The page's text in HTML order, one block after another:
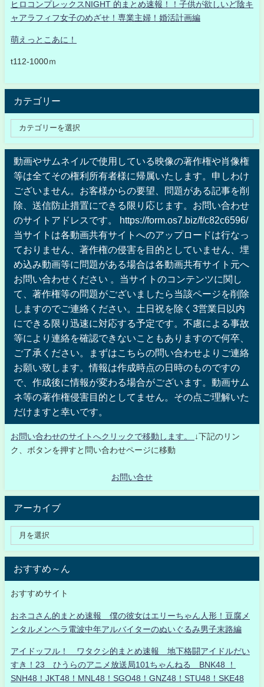
ヒロコンプレックスNIGHT 的まとめ速報！！子供が欲しいど陰キ
ャアラフィフ女子のめざせ！専業主婦！婚活計画編
萌えっとこあに！
t112-1000ｍ
カテゴリー
動画やサムネイルで使用している映像の著作権や肖像権
等は全てその権利所有者様に帰属いたします。申しわけ
ございません。お客様からの要望、問題がある記事を削
除、送信防止措置にできる限り応じます。お問い合わせ
のサイトアドレスです。 https://form.os7.biz/f/c82c6596/
当サイトは各動画共有サイトへのアップロードは行なっ
ておりません、著作権の侵害を目的としていません、埋
め込み動画等に問題がある場合は各動画共有サイト元へ
お問い合わせください 。当サイトのコンテンツに関し
て、著作権等の問題がございましたら当該ページを削除
しますのでご連絡ください。土日祝を除く3営業日以内
にできる限り迅速に対応する予定です。不慮による事故
等により連絡を確認できないこともありますので何卒、
ご了承ください。まずはこちらの問い合わせよりご連絡
お願い致します。情報は作成時点の日時のものですの
で、作成後に情報が変わる場合がございます。動画サム
ネ等の著作権侵害目的としてません。その点ご理解いた
だけますと幸いです。
お問い合わせのサイトへクリックで移動します。
↓下記のリン
ク、ボタンを押すと問い合わせページに移動
お問い合せ
アーカイブ
おすすめ～ん
おすすめサイト
おネコさん的まとめ速報 僕の彼女はエリーちゃん人形！豆腐メ
ンタルメンヘラ電波中年アルバイターのぬいぐるみ男子末路編
アイドッフル！ ワタクシ的まとめ速報 地下格闘アイドルだい
すき！23 ひうらのアニメ放送局101ちゃんねる BNK48 ！
SNH48！JKT48！MNL48！SGO48！GNZ48！STU48！SKE48